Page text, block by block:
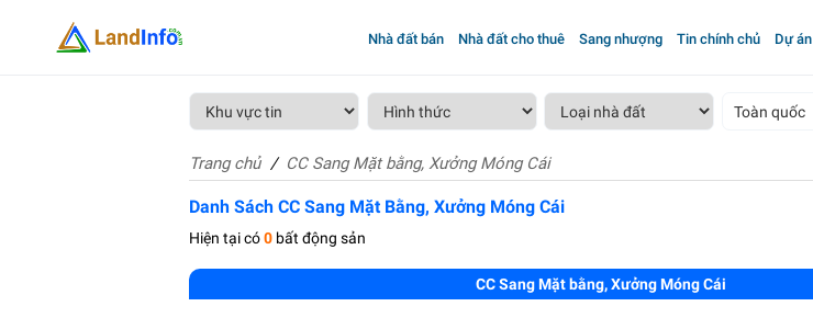
Nhà đất bán Nhà đất cho thuê Sang nhượng Tin chính chủ Dự án
Toàn quốc
Trang chủ CC Sang Mặt bằng, Xưởng Móng Cái
Danh Sách CC Sang Mặt Bằng, Xưởng Móng Cái
Hiện tại có0 bất động sản
CC Sang Mặt bằng, Xưởng Móng Cái